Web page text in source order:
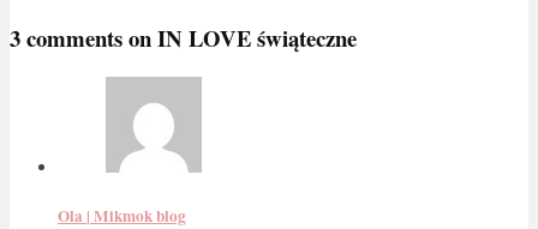
3 comments onIN LOVE świąteczne
Ola | Mikmok blog